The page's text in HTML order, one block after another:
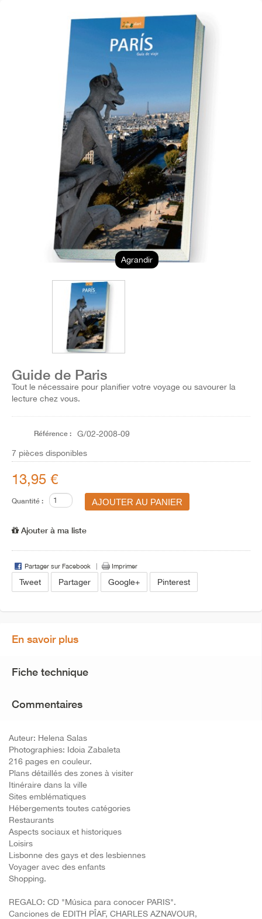
Agrandir
Guide de Paris
Tout le nécessaire pour planifier votre voyage ou savourer la
lecture chez vous.
Référence : G/02-2008-09
7 pièces disponibles
13,95 €
Quantité :
Ajouter à ma liste
Partager sur Facebook Imprimer
Tweet Partager Google+ Pinterest
En savoir plus
Fiche technique
Commentaires
Auteur: Helena Salas
Photographies: Idoia Zabaleta
216 pages en couleur.
Plans détaillés des zones à visiter
Itinéraire dans la ville
Sites emblématiques
Hébergements toutes catégories
Restaurants
Aspects sociaux et historiques
Loisirs
Lisbonne des gays et des lesbiennes
Voyager avec des enfants
Shopping.
REGALO: CD "Música para conocer PARIS".
Canciones de EDITH PÎAF, CHARLES AZNAVOUR,